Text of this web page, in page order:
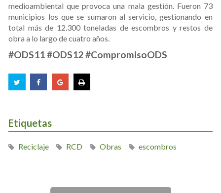
medioambiental que provoca una mala gestión. Fueron 73
municipios los que se sumaron al servicio, gestionando en
total más de 12.300 toneladas de escombros y restos de
obra a lo largo de cuatro años.
#ODS11 #ODS12 #CompromisoODS
Etiquetas
Reciclaje RCD Obras escombros